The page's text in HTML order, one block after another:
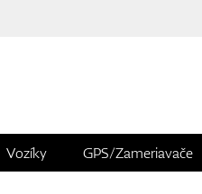
Vozíky GPS/Zameriavače